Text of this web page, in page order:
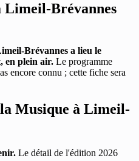
Limeil-Brévannes
Brévannes a lieu le
en plein air. Le programme
encore connu ; cette fiche sera
Musique à Limeil-
Le détail de l'édition 2026